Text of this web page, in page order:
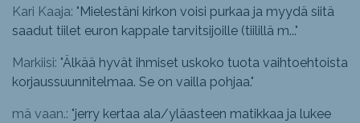
Kari Kaaja: " Mielestäni kirkon voisi purkaa ja myydä siitä
saadut tiilet euron kappale tarvitsijoille (tiilillä m..."
Markiisi: "Älkää hyvät ihmiset uskoko tuota vaihtoehtoista
korjaussuunnitelmaa. Se on vailla pohjaa."
mä vaan.: "jerry kertaa ala/yläasteen matikkaa ja lukee